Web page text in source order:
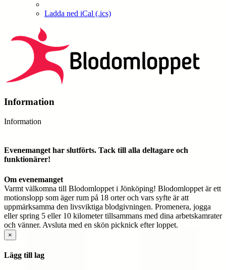
Ladda ned iCal (.ics)
Information
Information
Evenemanget har slutförts. Tack till alla deltagare och
funktionärer!
Om evenemanget
Varmt välkomna till Blodomloppet i Jönköping! Blodomloppet är ett
motionslopp som äger rum på 18 orter och vars syfte är att
uppmärksamma den livsviktiga blodgivningen. Promenera, jogga
eller spring 5 eller 10 kilometer tillsammans med dina arbetskamrater
och vänner. Avsluta med en skön picknick efter loppet.
×
Lägg till lag